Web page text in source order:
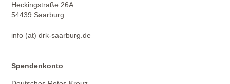
Heckingstraße 26A
54439 Saarburg
info (at) drk-saarburg.de
Spendenkonto